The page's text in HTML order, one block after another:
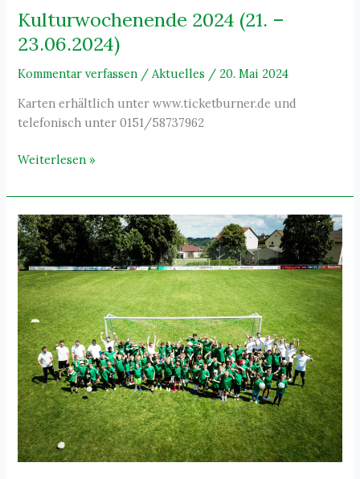
erneut
ein
großer
Erfolg
Kulturwochenende 2024 (21. –
23.06.2024)
Kommentar verfassen /Aktuelles / 20. Mai 2024
Karten erhältlich unter www.ticketburner.de und
telefonisch unter 0151/58737962
Kulturwochenende
(21.
–
23.06.2024)
Weiterlesen »